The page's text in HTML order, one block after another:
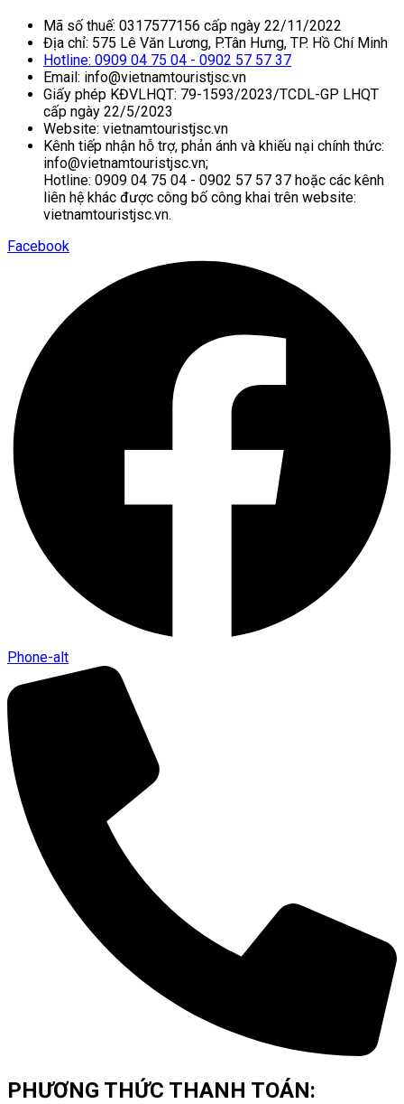
Mã số thuế: 0317577156 cấp ngày 22/11/2022
Địa chỉ: 575 Lê Văn Lương, P.Tân Hưng, TP. Hồ Chí Minh
Hotline: 0909 04 75 04 - 0902 57 57 37
Email: info@vietnamtouristjsc.vn
Giấy phép KĐVLHQT: 79-1593/2023/TCDL-GP LHQT
cấp ngày 22/5/2023
Website: vietnamtouristjsc.vn
Kênh tiếp nhận hỗ trợ, phản ánh và khiếu nại chính thức:
info@vietnamtouristjsc.vn;
Hotline: 0909 04 75 04 - 0902 57 57 37 hoặc các kênh
liên hệ khác được công bố công khai trên website:
vietnamtouristjsc.vn.
Facebook
Phone-alt
PHƯƠNG THỨC THANH TOÁN: